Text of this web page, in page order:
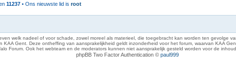
11237 • Ons nieuwste lid is root
welk nadeel of voor schade, zowel moreel als materieel, die toegebracht kan worden ten gevolge
Gent. Deze ontheffing van aansprakelijkheid geldt inzonderheid voor het forum, waarvan KAA
Forum. Ook het webteam en de moderators kunnen niet aansprakelijk gesteld worden voor de
phpBB Two Factor Authentication © paul999